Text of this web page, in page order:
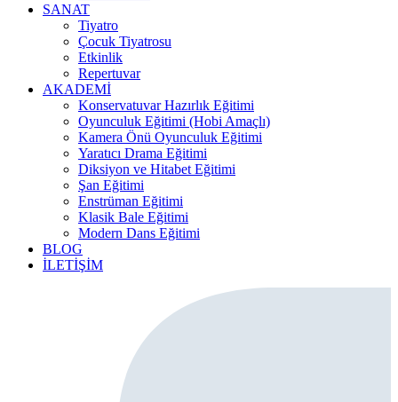
SANAT
Tiyatro
Çocuk Tiyatrosu
Etkinlik
Repertuvar
AKADEMİ
Konservatuvar Hazırlık Eğitimi
Oyunculuk Eğitimi (Hobi Amaçlı)
Kamera Önü Oyunculuk Eğitimi
Yaratıcı Drama Eğitimi
Diksiyon ve Hitabet Eğitimi
Şan Eğitimi
Enstrüman Eğitimi
Klasik Bale Eğitimi
Modern Dans Eğitimi
BLOG
İLETİŞİM